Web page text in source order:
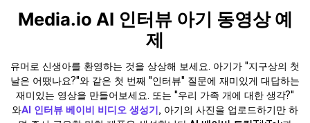
Media.io AI 인터뷰 아기 동영상 예
제
유머로 신생아를 환영하는 것을 상상해 보세요. 아기가 "지구상의 첫
날은 어땠나요?"와 같은 첫 번째 "인터뷰" 질문에 재미있게 대답하는
재미있는 영상을 만들어보세요. 또는 "우리 가족 개에 대한 생각?"
와AI 인터뷰 베이비 비디오 생성기 , 아기의 사진을 업로드하기만 하